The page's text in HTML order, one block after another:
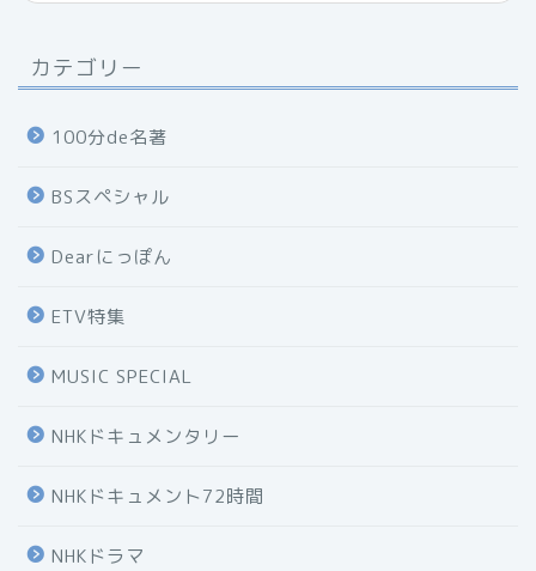
カテゴリー
100分de名著
BSスペシャル
Dearにっぽん
ETV特集
MUSIC SPECIAL
NHKドキュメンタリー
NHKドキュメント72時間
NHKドラマ